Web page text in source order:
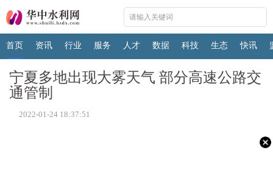
首页 资讯 行业 服务 人才 数据 科技 生态 快讯
宁夏多地出现大雾天气 部分高速公路交
通管制
2022-01-24 18:37:51